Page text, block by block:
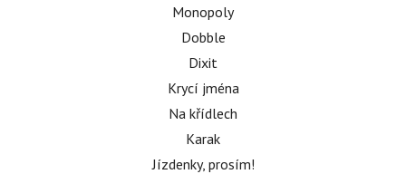
Monopoly
Dobble
Dixit
Krycí jména
Na křídlech
Karak
Jízdenky, prosím!